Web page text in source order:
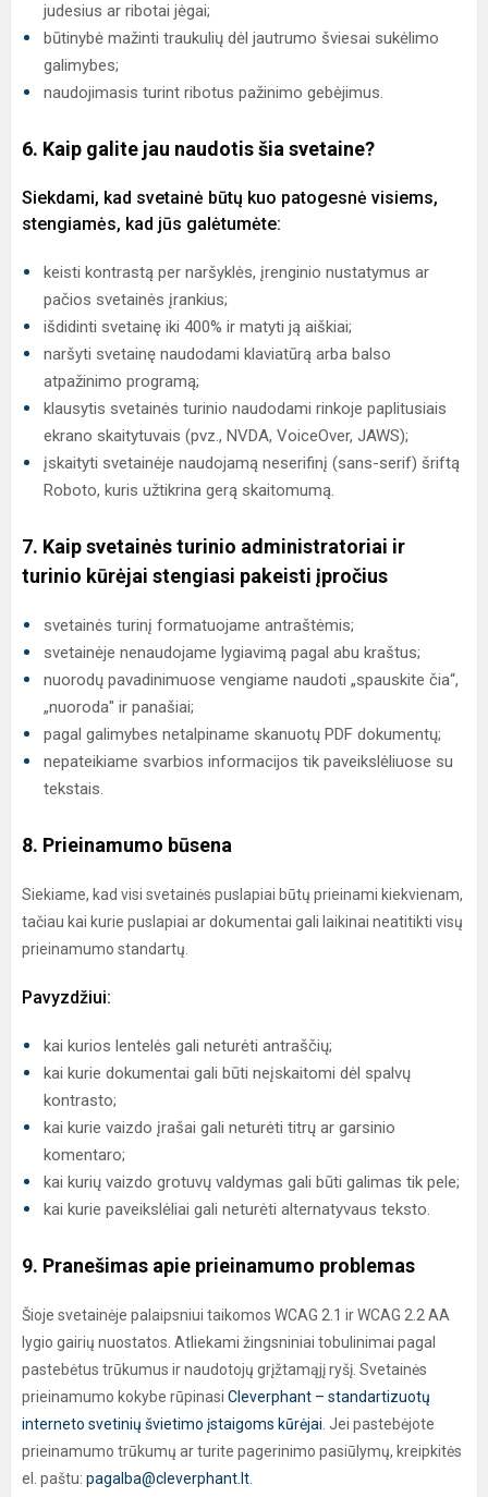
judesius ar ribotai jėgai;
būtinybė mažinti traukulių dėl jautrumo šviesai sukėlimo
galimybes;
naudojimasis turint ribotus pažinimo gebėjimus.
6. Kaip galite jau naudotis šia svetaine?
Siekdami, kad svetainė būtų kuo patogesnė visiems,
stengiamės, kad jūs galėtumėte:
keisti kontrastą per naršyklės, įrenginio nustatymus ar
pačios svetainės įrankius;
išdidinti svetainę iki 400% ir matyti ją aiškiai;
naršyti svetainę naudodami klaviatūrą arba balso
atpažinimo programą;
klausytis svetainės turinio naudodami rinkoje paplitusiais
ekrano skaitytuvais (pvz., NVDA, VoiceOver, JAWS);
įskaityti svetainėje naudojamą neserifinį (sans-serif) šriftą
Roboto, kuris užtikrina gerą skaitomumą.
7. Kaip svetainės turinio administratoriai ir
turinio kūrėjai stengiasi pakeisti įpročius
svetainės turinį formatuojame antraštėmis;
svetainėje nenaudojame lygiavimą pagal abu kraštus;
nuorodų pavadinimuose vengiame naudoti „spauskite čia“,
„nuoroda" ir panašiai;
pagal galimybes netalpiname skanuotų PDF dokumentų;
nepateikiame svarbios informacijos tik paveikslėliuose su
tekstais.
8. Prieinamumo būsena
Siekiame, kad visi svetainės puslapiai būtų prieinami kiekvienam,
tačiau kai kurie puslapiai ar dokumentai gali laikinai neatitikti visų
prieinamumo standartų.
Pavyzdžiui:
kai kurios lentelės gali neturėti antraščių;
kai kurie dokumentai gali būti neįskaitomi dėl spalvų
kontrasto;
kai kurie vaizdo įrašai gali neturėti titrų ar garsinio
komentaro;
kai kurių vaizdo grotuvų valdymas gali būti galimas tik pele;
kai kurie paveikslėliai gali neturėti alternatyvaus teksto.
9. Pranešimas apie prieinamumo problemas
Šioje svetainėje palaipsniui taikomos WCAG 2.1 ir WCAG 2.2 AA
lygio gairių nuostatos. Atliekami žingsniniai tobulinimai pagal
pastebėtus trūkumus ir naudotojų grįžtamąjį ryšį. Svetainės
prieinamumo kokybe rūpinasi Cleverphant – standartizuotų
interneto svetinių švietimo įstaigoms kūrėjai . Jei pastebėjote
prieinamumo trūkumų ar turite pagerinimo pasiūlymų, kreipkitės
el. paštu: pagalba@cleverphant.lt